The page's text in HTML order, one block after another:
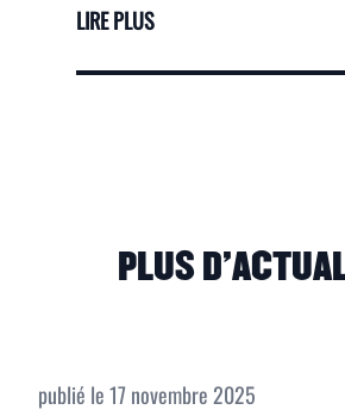
LIRE PLUS
PLUS
publié le17 novembre 2025